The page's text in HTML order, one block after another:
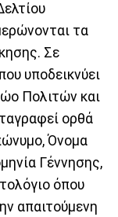
τα
Σε
υποδεικνύει
Πολιτών και
ορθά
Όνομα
Γέννησης,
όπου
απαιτούμενη